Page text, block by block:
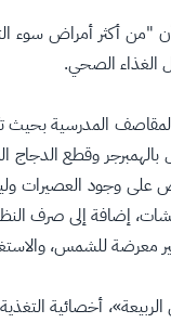
"من أكثر أمراض سوء
الغذاء الصحي.
المدرسية بحيث
وقطع الدجاج
وجود العصيرات
إضافة إلى صرف
معرضة للشمس،
أخصائية